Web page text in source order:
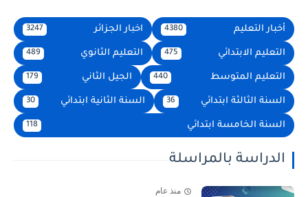
أخبار التعليم 4380 اخبار الجزائر 3247
التعليم الابتدائي 475 التعليم الثانوي 489
التعليم المتوسط 440 الجيل الثاني 179
السنة الثالثة ابتدائي السنة الثانية ابتدائي
السنة الخامسة ابتدائي 118
الدراسة بالمراسلة
منذ عام